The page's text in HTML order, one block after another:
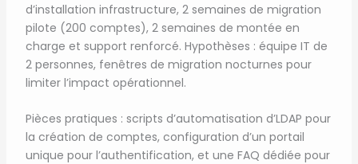
d’installation infrastructure, 2 semaines de migration
pilote (200 comptes), 2 semaines de montée en
charge et support renforcé. Hypothèses : équipe IT de
2 personnes, fenêtres de migration nocturnes pour
limiter l’impact opérationnel.
Pièces pratiques : scripts d’automatisation d’LDAP pour
la création de comptes, configuration d’un portail
unique pour l’authentification, et une FAQ dédiée pour